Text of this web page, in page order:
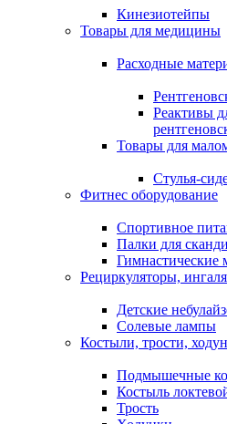
Кинезиотейпы
Товары для медицины
Расходные
Реактивы
Товары для
Стулья-
Фитнес оборудование
Спортивное
Палки для
Гимнастические
Рециркуляторы,
Детские
Солевые лампы
Костыли, трости,
Подмышечные
Костыль
Трость